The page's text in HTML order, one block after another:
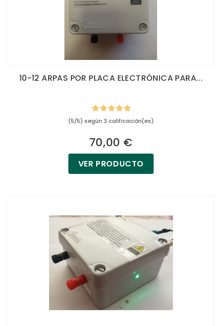
10-12 ARPAS POR PLACA ELECTRÓNICA PARA...
(5/5) según 3 calificación(es)
70,00 €
VER PRODUCTO